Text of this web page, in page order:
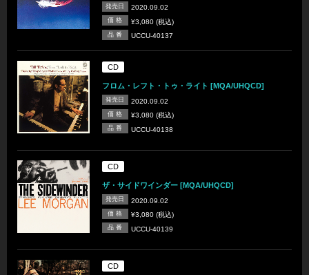
発売日 2020.09.02
価 格 ¥3,080 (税込)
品 番 UCCU-40137
CD
フロム・レフト・トゥ・ライト [MQA/UHQCD]
発売日 2020.09.02
価 格 ¥3,080 (税込)
品 番 UCCU-40138
CD
ザ・サイドワインダー [MQA/UHQCD]
発売日 2020.09.02
価 格 ¥3,080 (税込)
品 番 UCCU-40139
CD